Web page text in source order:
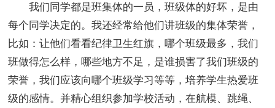
我们同学都是班集体的一员，班级体的好坏，是由
每个同学决定的。我还经常给他们讲班级的集体荣誉，
比如：让他们看看纪律卫生红旗，哪个班级最多，我们
班做得怎么样，哪些地方不足，是谁损害了我们班级的
荣誉，我们应该向哪个班级学习等等，培养学生热爱班
级的感情。并精心组织参加学校活动，在航模、跳绳、